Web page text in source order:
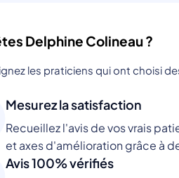
Delphine Colineau ?
les praticiens qui ont choisi
Mesurez la satisfaction
Recueillez l'avis de vos vrais
et axes d'amélioration grâce à
Avis 100% vérifiés